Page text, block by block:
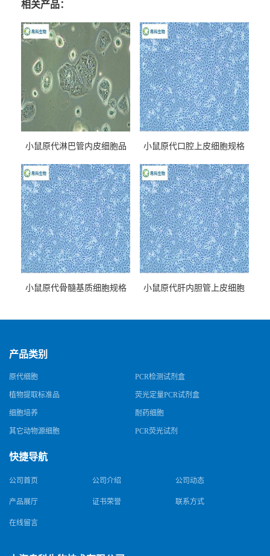
相关产品：
小鼠原代淋巴管内皮细胞品
小鼠原代口腔上皮细胞规格
小鼠原代骨髓基质细胞规格
小鼠原代肝内胆管上皮细胞
产品类别
原代细胞 PCR检测试剂盒
植物提取标准品 荧光定量PCR试剂盒
细胞培养 耐药细胞
其它动物源细胞 PCR荧光试剂
快捷导航
公司首页 公司介绍 公司动态
产品展厅 证书荣誉 联系方式
在线留言